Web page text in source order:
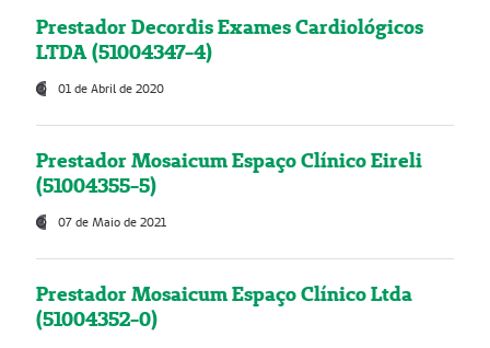
Prestador Decordis Exames Cardiológicos
LTDA (51004347-4)
01 de Abril de 2020
Prestador Mosaicum Espaço Clínico Eireli
(51004355-5)
07 de Maio de 2021
Prestador Mosaicum Espaço Clínico Ltda
(51004352-0)